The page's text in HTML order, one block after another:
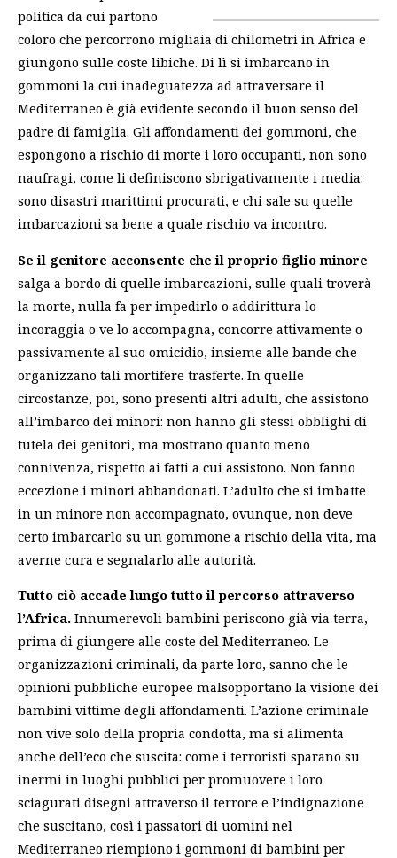
politica da cui partono
coloro che percorrono migliaia di chilometri in Africa e
giungono sulle coste libiche. Di lì si imbarcano in
gommoni la cui inadeguatezza ad attraversare il
Mediterraneo è già evidente secondo il buon senso del
padre di famiglia. Gli affondamenti dei gommoni, che
espongono a rischio di morte i loro occupanti, non sono
naufragi, come li definiscono sbrigativamente i media:
sono disastri marittimi procurati, e chi sale su quelle
imbarcazioni sa bene a quale rischio va incontro.
Se il genitore acconsente che il proprio figlio minore
salga a bordo di quelle imbarcazioni, sulle quali troverà
la morte, nulla fa per impedirlo o addirittura lo
incoraggia o ve lo accompagna, concorre attivamente o
passivamente al suo omicidio, insieme alle bande che
organizzano tali mortifere trasferte. In quelle
circostanze, poi, sono presenti altri adulti, che assistono
all’imbarco dei minori: non hanno gli stessi obblighi di
tutela dei genitori, ma mostrano quanto meno
connivenza, rispetto ai fatti a cui assistono. Non fanno
eccezione i minori abbandonati. L’adulto che si imbatte
in un minore non accompagnato, ovunque, non deve
certo imbarcarlo su un gommone a rischio della vita, ma
averne cura e segnalarlo alle autorità.
Tutto ciò accade lungo tutto il percorso attraverso
l’Africa. Innumerevoli bambini periscono già via terra,
prima di giungere alle coste del Mediterraneo. Le
organizzazioni criminali, da parte loro, sanno che le
opinioni pubbliche europee malsopportano la visione dei
bambini vittime degli affondamenti. L’azione criminale
non vive solo della propria condotta, ma si alimenta
anche dell’eco che suscita: come i terroristi sparano su
inermi in luoghi pubblici per promuovere i loro
sciagurati disegni attraverso il terrore e l’indignazione
che suscitano, così i passatori di uomini nel
Mediterraneo riempiono i gommoni di bambini per